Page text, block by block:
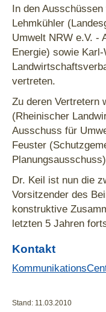
In den
Lehmkühler
Umwelt NRW e.V. -
Energie) sowie
vertreten.
Zu deren Vertretern
(Rheinischer
Ausschuss für
Feuster
Dr. Keil ist nun die
Vorsitzender des
konstruktive
letzten 5 Jahren
Kontakt
Stand: 11.03.2010